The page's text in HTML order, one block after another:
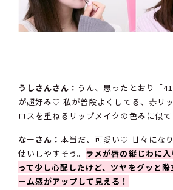
うしさんさん： うん、思ったとおり「
が超好み♡ 私が普段よくしてる、赤リ
ロスを重ねるリップメイクの色みに似て
なーさん：本当だ、可愛い♡ 甘々にな
使いしやすそう。 ラメが唇の縦じわに
って少し心配したけど、ツヤをグッと
ーム感がアップして見える！